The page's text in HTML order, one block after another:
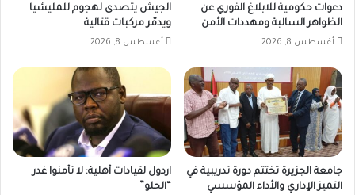
دعوات حكومية للابلاغ الفوري عن
الظواهر السالبة ومهددات الأمن
أغسطس 8, 2026
الجيش يتصدى لهجوم للمليشيا
ويدمّر مركبات قتالية
أغسطس 8, 2026
جامعة الجزيرة تختتم دورة تدريبية في
التميز الإداري والأداء المؤسسي
اردول لقيادات أهلية: لا تأمنوا غدر
“الحلو”